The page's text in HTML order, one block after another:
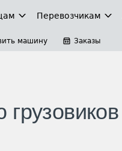
Перевозчикам
машину Заказы